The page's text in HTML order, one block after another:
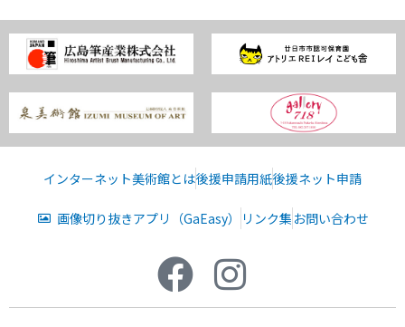
インターネット美術館とは後援申請用紙後援ネット申請
画像切り抜きアプリ（GaEasy） リンク集 お問い合わせ